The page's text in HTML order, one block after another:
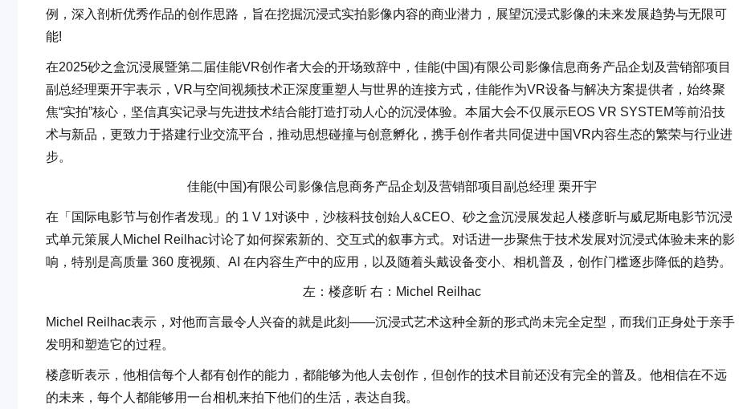
例，深入剖析优秀作品的创作思路，旨在挖掘沉浸式实拍影像内容的商业潜力，展望沉浸式影像的未来发展趋势与无限可
能!
在2025砂之盒沉浸展暨第二届佳能VR创作者大会的开场致辞中，佳能(中国)有限公司影像信息商务产品企划及营销部项目
副总经理栗开宇表示，VR与空间视频技术正深度重塑人与世界的连接方式，佳能作为VR设备与解决方案提供者，始终聚
焦“实拍”核心，坚信真实记录与先进技术结合能打造打动人心的沉浸体验。本届大会不仅展示EOS VR SYSTEM等前沿技
术与新品，更致力于搭建行业交流平台，推动思想碰撞与创意孵化，携手创作者共同促进中国VR内容生态的繁荣与行业进
步。
佳能(中国)有限公司影像信息商务产品企划及营销部项目副总经理 栗开宇
在「国际电影节与创作者发现」的 1 V 1对谈中，沙核科技创始人&CEO、砂之盒沉浸展发起人楼彦昕与威尼斯电影节沉浸
式单元策展人Michel Reilhac讨论了如何探索新的、交互式的叙事方式。对话进一步聚焦于技术发展对沉浸式体验未来的影
响，特别是高质量 360 度视频、AI 在内容生产中的应用，以及随着头戴设备变小、相机普及，创作门槛逐步降低的趋势。
左：楼彦昕 右：Michel Reilhac
Michel Reilhac表示，对他而言最令人兴奋的就是此刻——沉浸式艺术这种全新的形式尚未完全定型，而我们正身处于亲手
发明和塑造它的过程。
楼彦昕表示，他相信每个人都有创作的能力，都能够为他人去创作，但创作的技术目前还没有完全的普及。他相信在不远
的未来，每个人都能够用一台相机来拍下他们的生活，表达自我。